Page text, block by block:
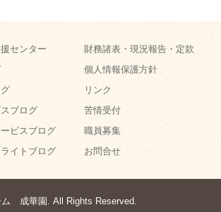
センター
ブログ
ビスブログ
イトブログ
財務諸表・現況報告・定款
個人情報保護方針
リンク
苦情受付
職員募集
お問合せ
成華園. All Rights Reserved.